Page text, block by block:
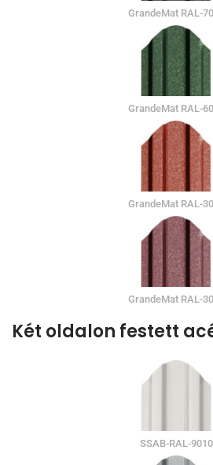
GrandeMat RAL-
GrandeMat RAL-
GrandeMat RAL-
GrandeMat RAL-
Két oldalon festett
SSAB-RAL-9010